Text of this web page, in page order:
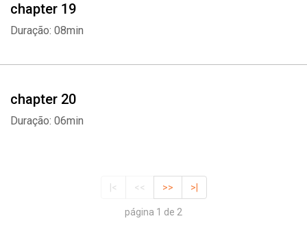
chapter 19
Duração: 08min
chapter 20
Duração: 06min
|< << >> >|
página 1 de 2